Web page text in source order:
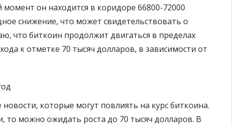
он находится в коридоре 66800-72000
снижение, что может свидетельствовать о
что биткоин продолжит двигаться в пределах
к отметке 70 тысяч долларов, в зависимости от
которые могут повлиять на курс биткоина.
то можно ожидать роста до 70 тысяч долларов. В